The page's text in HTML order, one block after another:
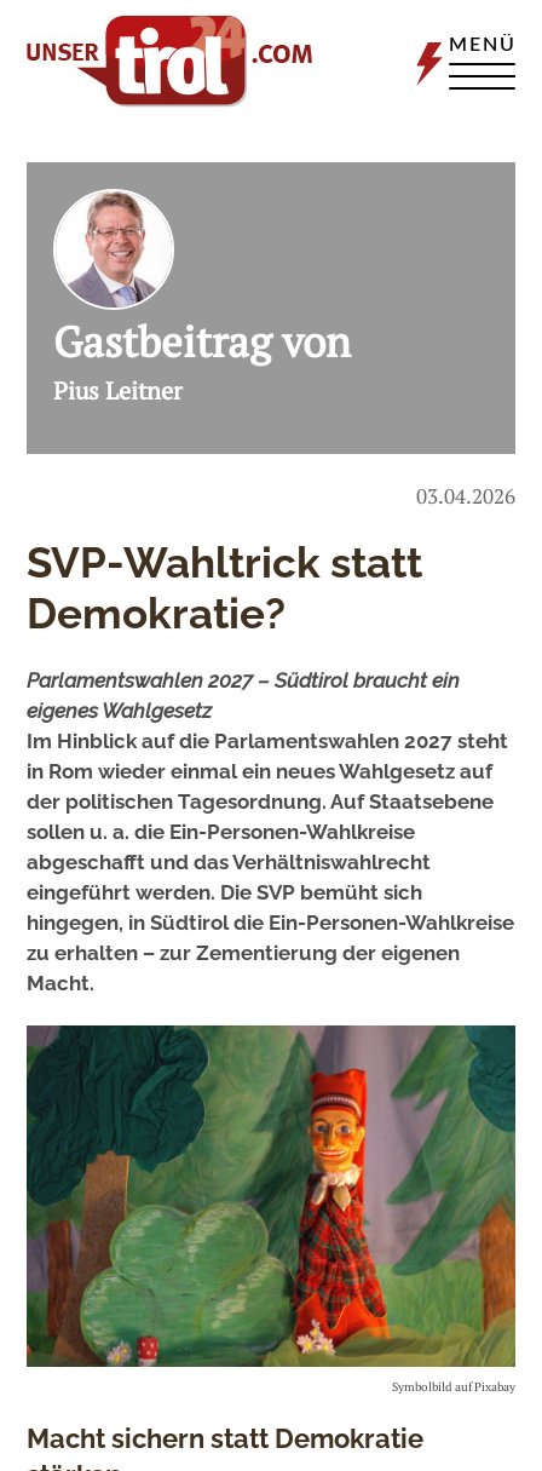
MENÜ
Gastbeitrag von
Pius Leitner
03.04.2026
SVP-Wahltrick statt
Demokratie?
Parlamentswahlen 2027 – Südtirol braucht ein
eigenes Wahlgesetz
Im Hinblick auf die Parlamentswahlen 2027 steht
in Rom wieder einmal ein neues Wahlgesetz auf
der politischen Tagesordnung. Auf Staatsebene
sollen u. a. die Ein-Personen-Wahlkreise
abgeschafft und das Verhältniswahlrecht
eingeführt werden. Die SVP bemüht sich
hingegen, in Südtirol die Ein-Personen-Wahlkreise
zu erhalten – zur Zementierung der eigenen
Macht.
Symbolbild auf Pixabay
Macht sichern statt Demokratie